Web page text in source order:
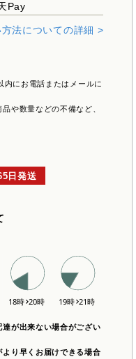
Pay
法についての詳細 >
内にお電話またはメールに
や数量などの不備など、
日発送
が出来ない場合がござい
り早くお届けできる場合